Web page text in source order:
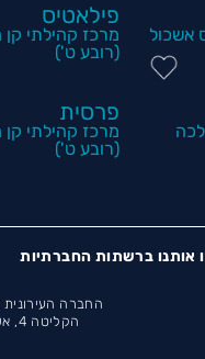
אשכול
פילאטיס
מרכז קהילתי
(רובע ט')
פרסית
מרכז קהילתי
(רובע ט')
אותנו ברשתות החברתיות
החברה העירונית
הקליטה 4, אשדוד |